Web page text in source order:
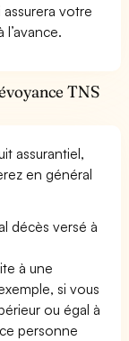
votre
TNS
assurantiel,
en général
décès versé à
à une
si vous
ou égal à
personne